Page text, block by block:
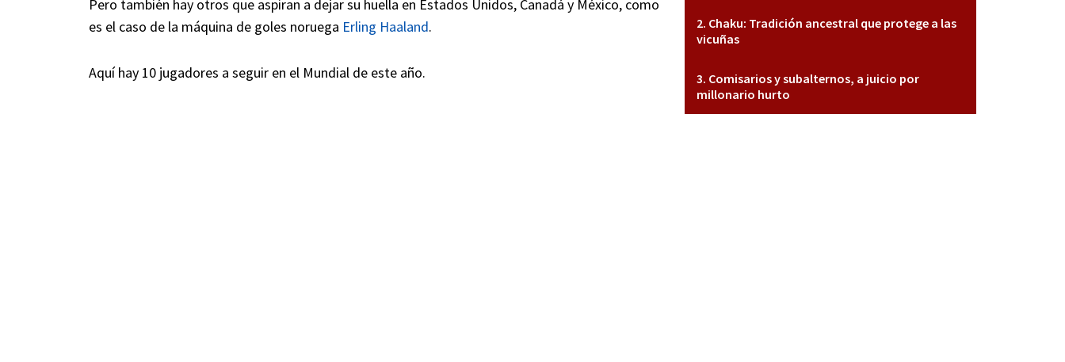
Pero también hay otros que aspiran a dejar su huella en Estados Unidos, Canadá y México, como
es el caso de la máquina de goles noruega Erling Haaland.
Aquí hay 10 jugadores a seguir en el Mundial de este año.
Chaku: Tradición ancestral que protege a las
vicuñas
Comisarios y subalternos, a juicio por
millonario hurto